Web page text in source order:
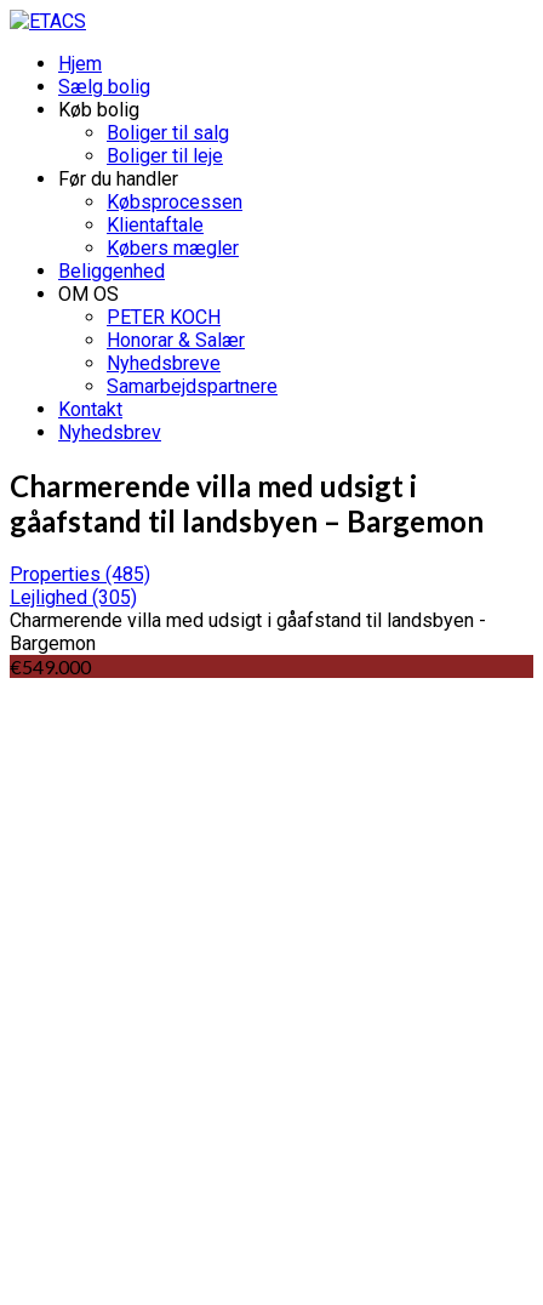
Hjem
Sælg bolig
Køb bolig
Boliger til salg
Boliger til leje
Før du handler
Købsprocessen
Klientaftale
Købers mægler
Beliggenhed
OM OS
PETER KOCH
Honorar & Salær
Nyhedsbreve
Samarbejdspartnere
Kontakt
Nyhedsbrev
Charmerende villa med udsigt i
gåafstand til landsbyen – Bargemon
Properties (485)
Lejlighed (305)
Charmerende villa med udsigt i gåafstand til landsbyen -
Bargemon
€549.000